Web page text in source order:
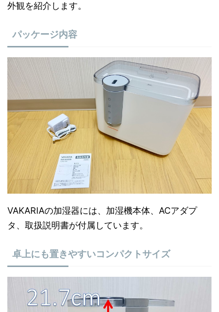
外観を紹介します。
パッケージ内容
VAKARIAの加湿器には、加湿機本体、ACアダプ
タ、取扱説明書が付属しています。
卓上にも置きやすいコンパクトサイズ